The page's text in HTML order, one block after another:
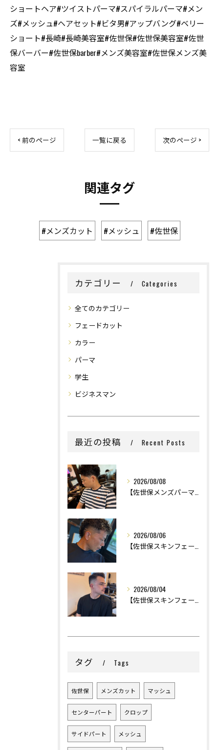
ショートヘア#ツイストパーマ#スパイラルパーマ#メン
ズ#メッシュ#ヘアセット#ビタ男#アップバング#ベリー
ショート#長崎#長崎美容室#佐世保#佐世保美容室#佐世
保バーバー#佐世保barber#メンズ美容室#佐世保メンズ美
容室
< 前のページ 一覧に戻る 次のページ >
関連タグ
#メンズカット #メッシュ #佐世保
カテゴリー Categories
全てのカテゴリー
フェードカット
カラー
パーマ
学生
ビジネスマン
最近の投稿 Recent Posts
2026/08/08
2026/08/06
2026/08/04
タグ Tags
佐世保 メンズカット マッシュ
センターパート クロップ
サイドパート メッシュ